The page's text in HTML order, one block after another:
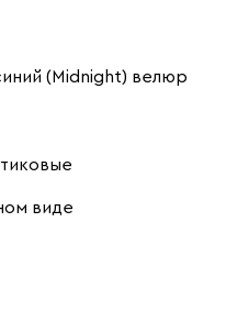
(Midnight) велюр
виде